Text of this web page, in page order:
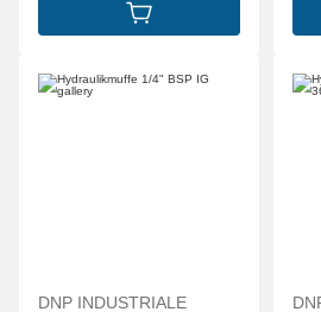
IN DEN WARENKORB
DNP INDUSTRIALE